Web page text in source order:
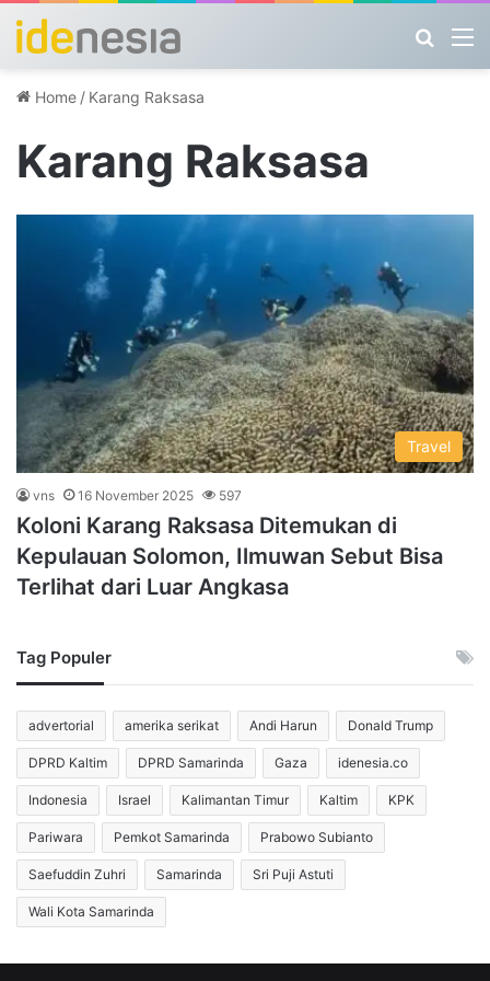
Home / Karang Raksasa
Karang Raksasa
Travel
vns 16 November 2025 597
Koloni Karang Raksasa Ditemukan di
Kepulauan Solomon, Ilmuwan Sebut Bisa
Terlihat dari Luar Angkasa
Tag Populer
advertorial amerika serikat Andi Harun Donald Trump
DPRD Kaltim DPRD Samarinda Gaza idenesia.co
Indonesia Israel Kalimantan Timur Kaltim KPK
Pariwara Pemkot Samarinda Prabowo Subianto
Saefuddin Zuhri Samarinda Sri Puji Astuti
Wali Kota Samarinda